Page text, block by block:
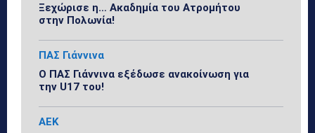
Ξεχώρισε η… Ακαδημία του Ατρομήτου
στην Πολωνία!
ΠΑΣ Γιάννινα
Ο ΠΑΣ Γιάννινα εξέδωσε ανακοίνωση για
την U17 του!
ΑΕΚ